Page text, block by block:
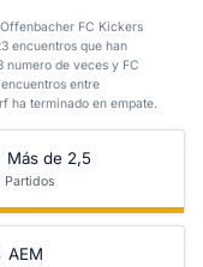
FC Kickers
encuentros que han
numero de veces y FC
entre
ha terminado en empate.
Más de 2,5
Partidos
AEM